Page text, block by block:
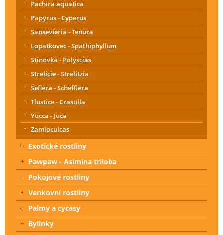
Pachira aquatica
Papyrus - Cyperus
Sansevieria - Tenura
Lopatkovec - Spathiphyllum
Stínovka - Polyscias
Strelície - Strelitzia
Šeflera - Schefflera
Tlustice - Crasulla
Yucca - Juca
Zamioculcas
Exotické rostliny
Pawpaw - Asimina triloba
Pokojové rostliny
Venkovní rostliny
Palmy a cycasy
Bylinky